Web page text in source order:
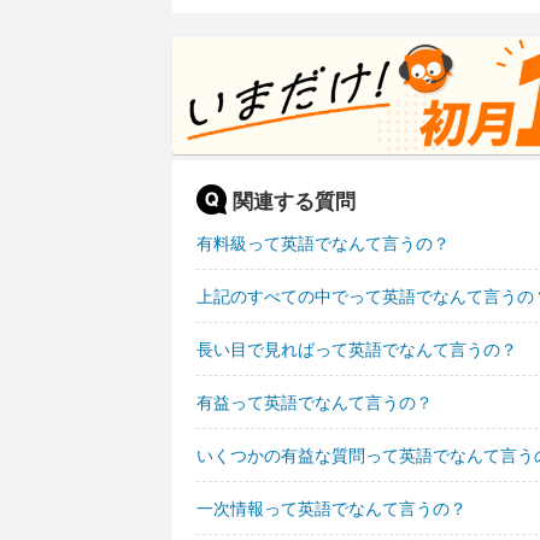
関連する質問
有料級って英語でなんて言うの？
上記のすべての中でって英語でなんて言うの
長い目で見ればって英語でなんて言うの？
有益って英語でなんて言うの？
いくつかの有益な質問って英語でなんて言う
一次情報って英語でなんて言うの？